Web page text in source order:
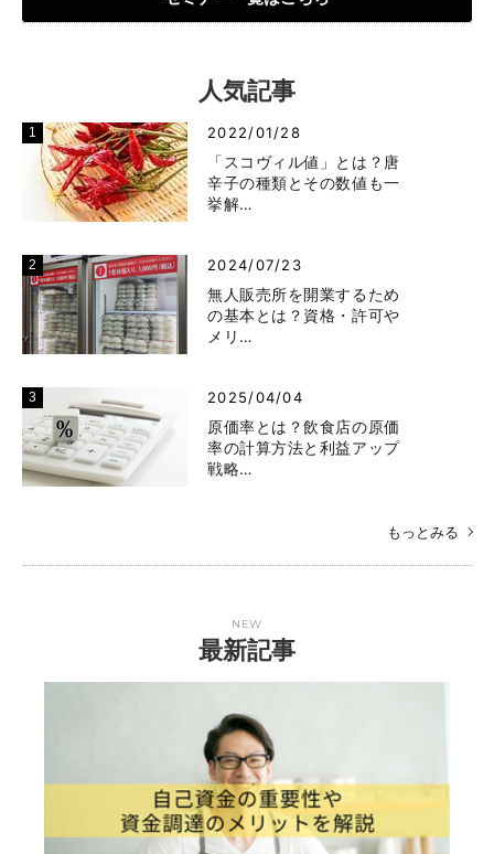
人気記事
2022/01/28
「スコヴィル値」とは？唐
辛子の種類とその数値も一
挙解…
2024/07/23
無人販売所を開業するため
の基本とは？資格・許可や
メリ…
2025/04/04
原価率とは？飲食店の原価
率の計算方法と利益アップ
戦略…
もっとみる
NEW
最新記事